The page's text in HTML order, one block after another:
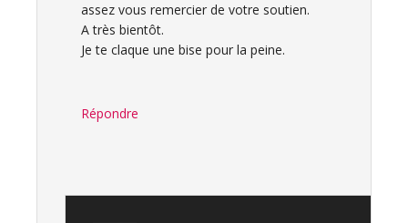
assez vous remercier de votre soutien.
A très bientôt.
Je te claque une bise pour la peine.
Répondre